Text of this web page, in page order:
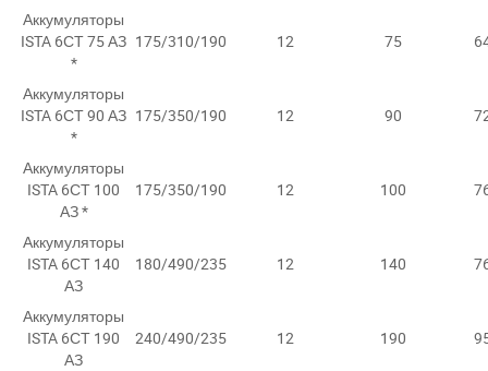
Аккумуляторы
ISTA 6СТ 75 АЗ
*
175/310/190 12 75
Аккумуляторы
ISTA 6СТ 90 АЗ
*
175/350/190 12 90
Аккумуляторы
ISTA 6СТ 100
АЗ *
175/350/190 12 100
Аккумуляторы
ISTA 6СТ 140
АЗ
180/490/235 12 140
Аккумуляторы
ISTA 6СТ 190
АЗ
240/490/235 12 190